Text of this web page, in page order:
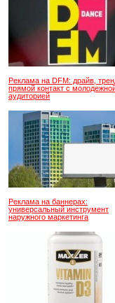
Реклама на DFM: драйв,
прямой контакт с
аудиторией
Реклама на баннерах:
универсальный инструмент
наружного маркетинга